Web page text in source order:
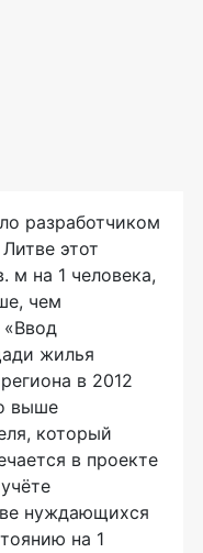
разработчиком
этот
м на 1 человека,
чем
«Ввод
жилья
в 2012
выше
который
в проекте
нуждающихся
на 1